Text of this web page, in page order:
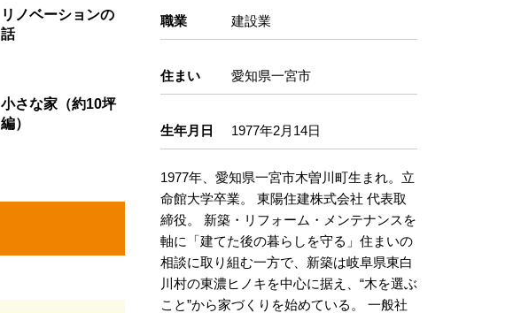
リノベーションの
話
小さな家（約10坪
編）
職業 建設業
住まい 愛知県一宮市
生年月日 1977年2月14日
1977年、愛知県一宮市木曽川町生まれ。立
命館大学卒業。 東陽住建株式会社 代表取
締役。 新築・リフォーム・メンテナンスを
軸に「建てた後の暮らしを守る」住まいの
相談に取り組む一方で、新築は岐阜県東白
川村の東濃ヒノキを中心に据え、“木を選ぶ
こと”から家づくりを始めている。 一般社